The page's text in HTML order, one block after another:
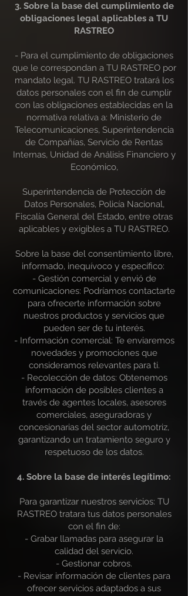
3. Sobre la base del cumplimiento de
obligaciones legal aplicables a TU
RASTREO
- Para el cumplimiento de obligaciones
que le correspondan a TU RASTREO por
mandato legal. TU RASTREO tratará los
datos personales con el fin de cumplir
con las obligaciones establecidas en la
normativa relativa a: Ministerio de
Telecomunicaciones, Superintendencia
de Compañías, Servicio de Rentas
Internas, Unidad de Análisis Financiero y
Económico,
Superintendencia de Protección de
Datos Personales, Policía Nacional,
Fiscalía General del Estado, entre otras
aplicables y exigibles a TU RASTREO.
Sobre la base del consentimiento libre,
informado, inequívoco y específico:
- Gestión comercial y envió de
comunicaciones: Podríamos contactarte
para ofrecerte información sobre
nuestros productos y servicios que
pueden ser de tu interés.
- Información comercial: Te enviaremos
novedades y promociones que
consideramos relevantes para ti.
- Recolección de datos: Obtenemos
información de posibles clientes a
través de agentes locales, asesores
comerciales, aseguradoras y
concesionarias del sector automotriz,
garantizando un tratamiento seguro y
respetuoso de los datos.
4. Sobre la base de interés legítimo:
Para garantizar nuestros servicios: TU
RASTREO tratara tus datos personales
con el fin de:
- Grabar llamadas para asegurar la
calidad del servicio.
- Gestionar cobros.
- Revisar información de clientes para
ofrecer servicios adaptados a sus